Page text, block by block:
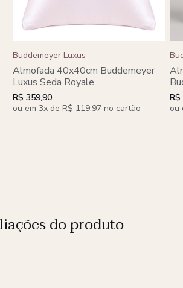
Buddemeyer Luxus
Almofada 40x40cm Buddemeyer
Luxus Seda Royale
R$ 359,90
ou em 3x de R$ 119,97 no cartão
R$
ou
do produto